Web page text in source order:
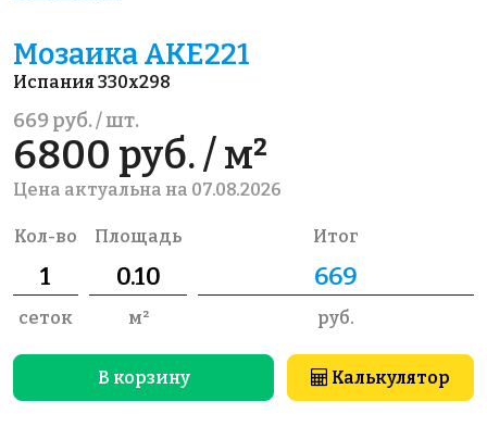
Мозаика AKE221
Испания 330x298
669 руб. / шт.
6800 руб. / м²
Цена актуальна на 07.08.2026
Кол-во
сеток
Площадь
м²
Итог
руб.
В корзину Калькулятор